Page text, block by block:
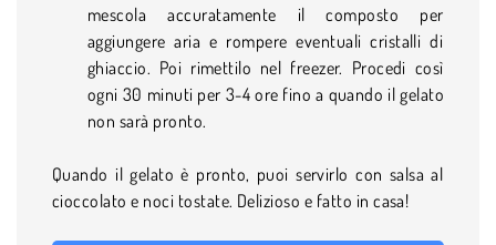
mescola accuratamente il composto per
aggiungere aria e rompere eventuali cristalli di
ghiaccio. Poi rimettilo nel freezer. Procedi così
ogni 30 minuti per 3-4 ore fino a quando il gelato
non sarà pronto.
Quando il gelato è pronto, puoi servirlo con salsa al
cioccolato e noci tostate. Delizioso e fatto in casa!